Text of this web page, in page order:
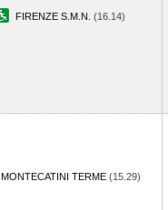
FIRENZE S.M.N. (16.14)
MONTECATINI TERME (15.29)